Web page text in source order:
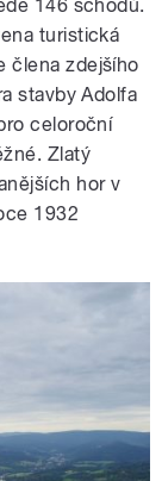
146 schodů.
turistická
člena zdejšího
stavby Adolfa
celoroční
Zlatý
hor v
1932